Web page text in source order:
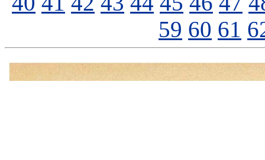
59 60 61